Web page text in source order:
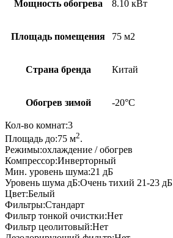
Мощность обогрева 8.10 кВт
Площадь помещения 75 м2
Страна бренда Китай
Обогрев зимой -20°С
Кол-во комнат:3
Площадь до:75 м2.
Режимы:охлаждение / обогрев
Компрессор:Инверторный
Мин. уровень шума:21 дБ
Уровень шума дБ:Очень тихий 21-23 дБ
Цвет:Белый
Фильтры:Cтандарт
Фильтр тонкой очистки:Нет
Фильтр цеолитовый:Нет